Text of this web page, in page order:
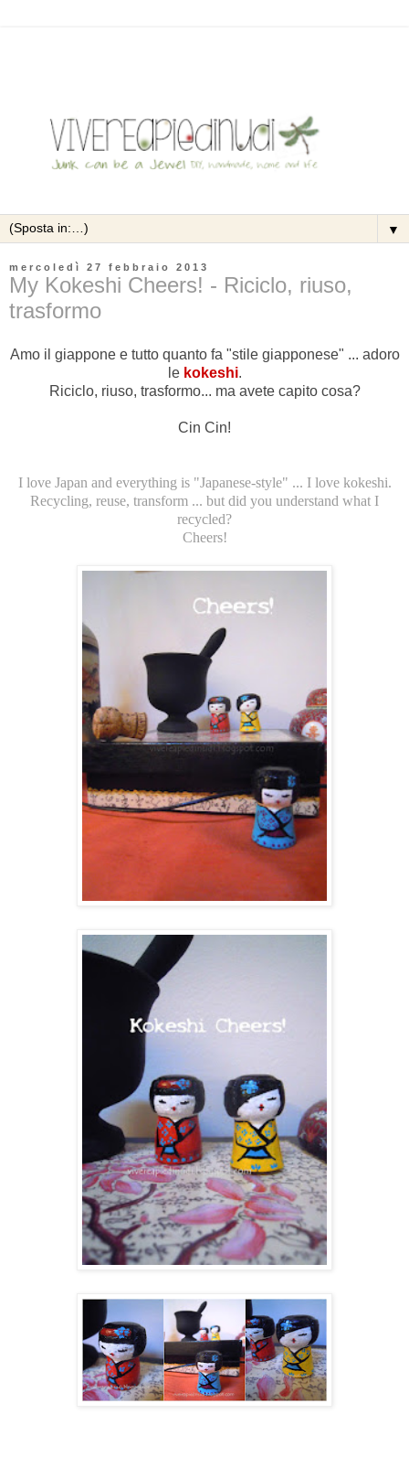
▼
mercoledì 27 febbraio 2013
My Kokeshi Cheers! - Riciclo, riuso,
trasformo
Amo il giappone e tutto quanto fa "stile giapponese" ... adoro
le kokeshi.
Riciclo, riuso, trasformo... ma avete capito cosa?
Cin Cin!
I love Japan and everything is "Japanese-style" ... I love kokeshi.
Recycling, reuse, transform ... but did you understand what I
recycled?
Cheers!